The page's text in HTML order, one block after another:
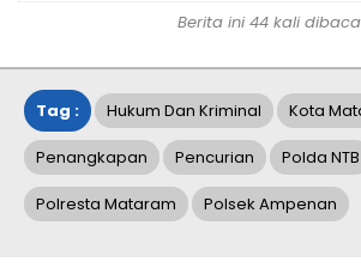
Berita ini 44 kali dibaca
Tag : Hukum Dan Kriminal Kota
Penangkapan Pencurian Polda NTB
Polresta Mataram Polsek Ampenan